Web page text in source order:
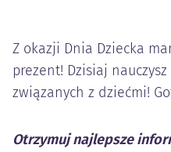
Z okazji Dnia Dziecka
prezent! Dzisiaj
związanych z dziećmi!
Otrzymuj najlepsze